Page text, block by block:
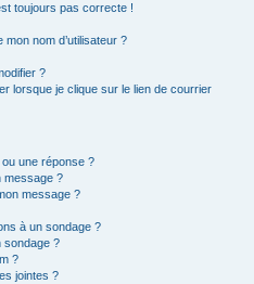
toujours pas correcte !
nom d’utilisateur ?
?
lorsque je clique sur le lien de courrier
une réponse ?
message ?
message ?
à un sondage ?
sondage ?
?
jointes ?